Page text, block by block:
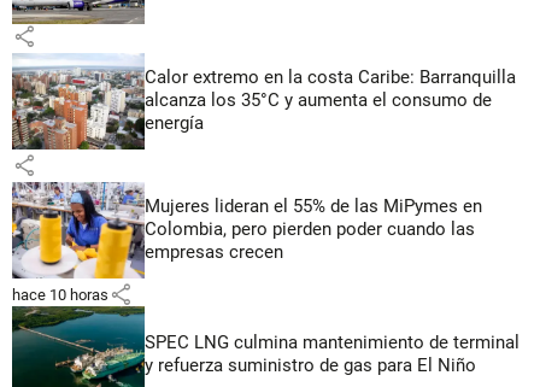
share
Calor extremo en la costa Caribe: Barranquilla
alcanza los 35°C y aumenta el consumo de
energía
share
Mujeres lideran el 55% de las MiPymes en
Colombia, pero pierden poder cuando las
empresas crecen
hace 10 horas share
SPEC LNG culmina mantenimiento de terminal
y refuerza suministro de gas para El Niño